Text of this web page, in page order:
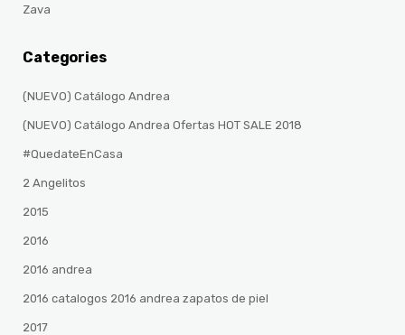
Zava
Categories
(NUEVO) Catálogo Andrea
(NUEVO) Catálogo Andrea Ofertas HOT SALE 2018
#QuedateEnCasa
2 Angelitos
2015
2016
2016 andrea
2016 catalogos 2016 andrea zapatos de piel
2017